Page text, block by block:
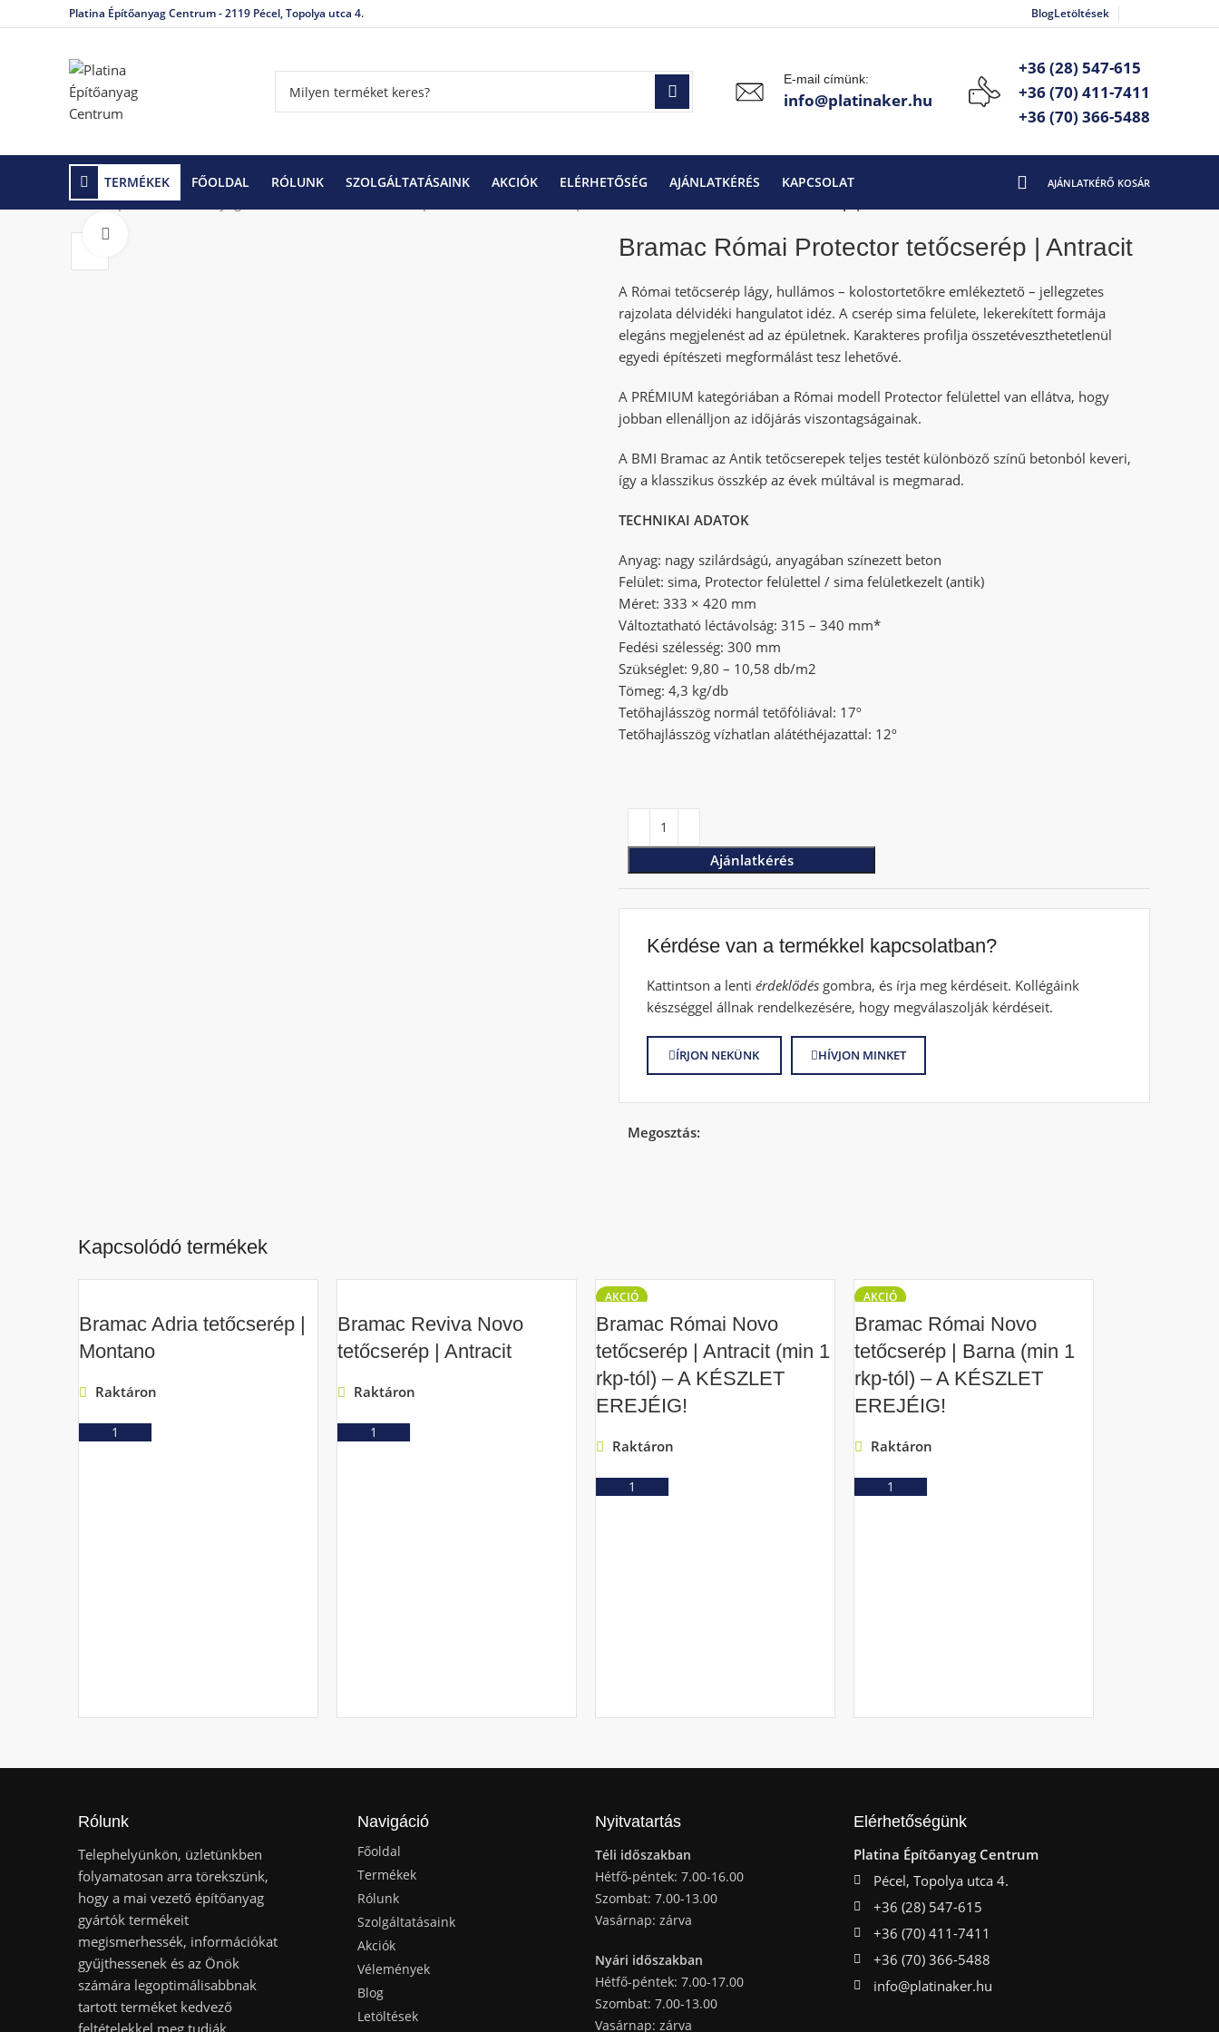
Platina Építőanyag Centrum - 2119 Pécel, Topolya utca 4. BlogLetöltések
E-mail címünk:
info@platinaker.hu
+36 (28) 547-615
+36 (70) 411-7411
+36 (70) 366-5488
TERMÉKEK FŐOLDAL RÓLUNK SZOLGÁLTATÁSAINK AKCIÓK ELÉRHETŐSÉG AJÁNLATKÉRÉS KAPCSOLAT
Kezdőlap Tetőfedő anyagok és tartozékok
Bramac Római Protector tetőcserép | Antracit
A Római tetőcserép lágy, hullámos – kolostortetőkre emlékeztető – jellegzetes
rajzolata délvidéki hangulatot idéz. A cserép sima felülete, lekerekített formája
elegáns megjelenést ad az épületnek. Karakteres profilja összetéveszthetetlenül
egyedi építészeti megformálást tesz lehetővé.
A PRÉMIUM kategóriában a Római modell Protector felülettel van ellátva, hogy
jobban ellenálljon az időjárás viszontagságainak.
A BMI Bramac az Antik tetőcserepek teljes testét különböző színű betonból keveri,
így a klasszikus összkép az évek múltával is megmarad.
TECHNIKAI ADATOK
Anyag: nagy szilárdságú, anyagában színezett beton
Felület: sima, Protector felülettel / sima felületkezelt (antik)
Méret: 333 × 420 mm
Változtatható léctávolság: 315 – 340 mm*
Fedési szélesség: 300 mm
Szükséglet: 9,80 – 10,58 db/m2
Tömeg: 4,3 kg/db
Tetőhajlásszög normál tetőfóliával: 17º
Tetőhajlásszög vízhatlan alátéthéjazattal: 12º
Ajánlatkérés
Kérdése van a termékkel kapcsolatban?
Kattintson a lenti érdeklődés gombra, és írja meg kérdéseit. Kollégáink
készséggel állnak rendelkezésére, hogy megválaszolják kérdéseit.
ÍRJON NEKÜNK HÍVJON MINKET
Megosztás:
Kapcsolódó termékek
Bramac Adria tetőcserép |
Montano
Raktáron
Bramac Reviva Novo
tetőcserép | Antracit
Raktáron
AKCIÓ
Bramac Római Novo
tetőcserép | Antracit (min 1
rkp-tól) – A KÉSZLET
EREJÉIG!
Raktáron
AKCIÓ
Bramac Római Novo
tetőcserép | Barna (min 1
rkp-tól) – A KÉSZLET
EREJÉIG!
Raktáron
Rólunk
Telephelyünkön, üzletünkben
folyamatosan arra törekszünk,
hogy a mai vezető építőanyag
gyártók termékeit
megismerhessék, információkat
gyűjthessenek és az Önök
számára legoptimálisabbnak
tartott terméket kedvező
feltételekkel meg tudják
Navigáció
Főoldal
Termékek
Rólunk
Szolgáltatásaink
Akciók
Vélemények
Blog
Letöltések
Nyitvatartás
Téli időszakban
Hétfő-péntek: 7.00-16.00
Szombat: 7.00-13.00
Vasárnap: zárva
Nyári időszakban
Hétfő-péntek: 7.00-17.00
Szombat: 7.00-13.00
Vasárnap: zárva
Elérhetőségünk
Platina Építőanyag Centrum
Pécel, Topolya utca 4.
+36 (28) 547-615
+36 (70) 411-7411
+36 (70) 366-5488
info@platinaker.hu